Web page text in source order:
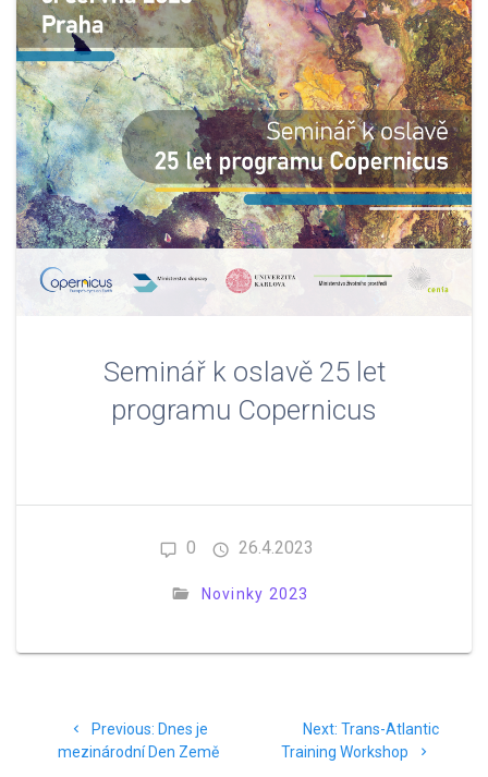
Seminář k oslavě 25 let
programu Copernicus
0 26.4.2023
Novinky 2023
pro
Previous: Previous
post:
Dnes je
mezinárodní Den Země
Next: Next
post:
Trans-Atlantic
Training Workshop